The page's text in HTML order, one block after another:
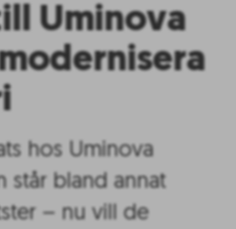
Uminova
hos Uminova
står bland annat
– nu vill de